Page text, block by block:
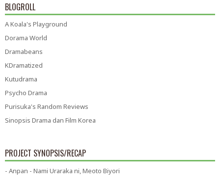
BLOGROLL
A Koala's Playground
Dorama World
Dramabeans
KDramatized
Kutudrama
Psycho Drama
Purisuka's Random Reviews
Sinopsis Drama dan Film Korea
PROJECT SYNOPSIS/RECAP
- Anpan - Nami Uraraka ni, Meoto Biyori